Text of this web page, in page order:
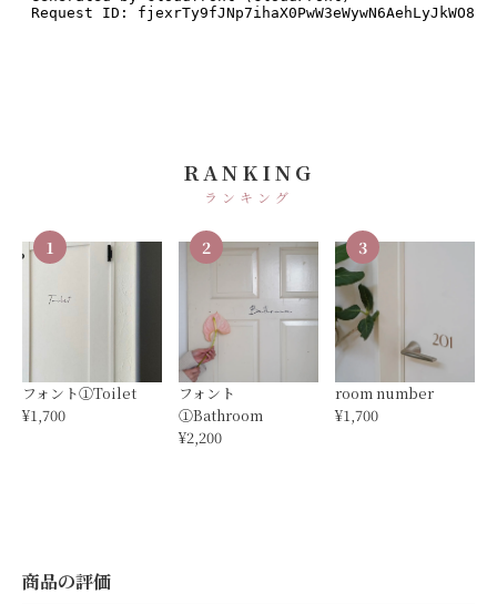
RANKING
ランキング
1
フォント①Toilet
¥1,700
2
フォント
①Bathroom
¥2,200
3
room number
¥1,700
商品の評価